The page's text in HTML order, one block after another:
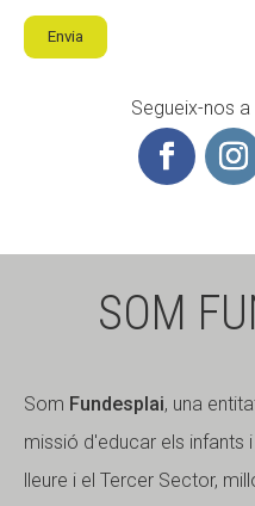
Envia
Segueix-nos
SOM
Som Fundesplai, una
missió d'educar els infants
lleure i el Tercer Sector,